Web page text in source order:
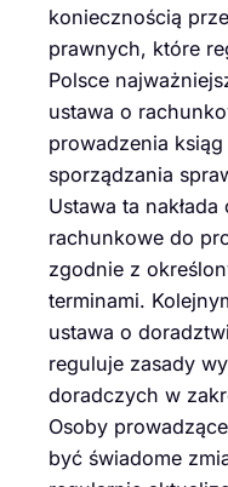
koniecznością
prawnych, które
Polsce
ustawa o
prowadzenia
sporządzania
Ustawa ta
rachunkowe do
zgodnie z
terminami.
ustawa o
reguluje zasady
doradczych w
Osoby
być świadome